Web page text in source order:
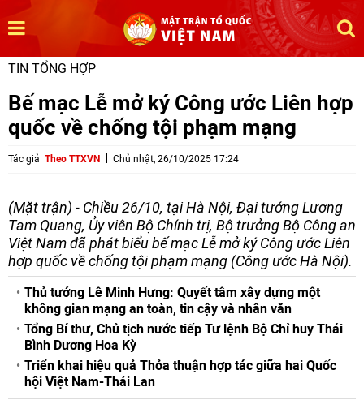
TIN TỔNG HỢP
Bế mạc Lễ mở ký Công ước Liên hợp
quốc về chống tội phạm mạng
Tác giả Theo TTXVN Chủ nhật, 26/10/2025 17:24
(Mặt trận) - Chiều 26/10, tại Hà Nội, Đại tướng Lương
Tam Quang, Ủy viên Bộ Chính trị, Bộ trưởng Bộ Công an
Việt Nam đã phát biểu bế mạc Lễ mở ký Công ước Liên
hợp quốc về chống tội phạm mạng (Công ước Hà Nội).
Thủ tướng Lê Minh Hưng: Quyết tâm xây dựng một
không gian mạng an toàn, tin cậy và nhân văn
Tổng Bí thư, Chủ tịch nước tiếp Tư lệnh Bộ Chỉ huy Thái
Bình Dương Hoa Kỳ
Triển khai hiệu quả Thỏa thuận hợp tác giữa hai Quốc
hội Việt Nam-Thái Lan